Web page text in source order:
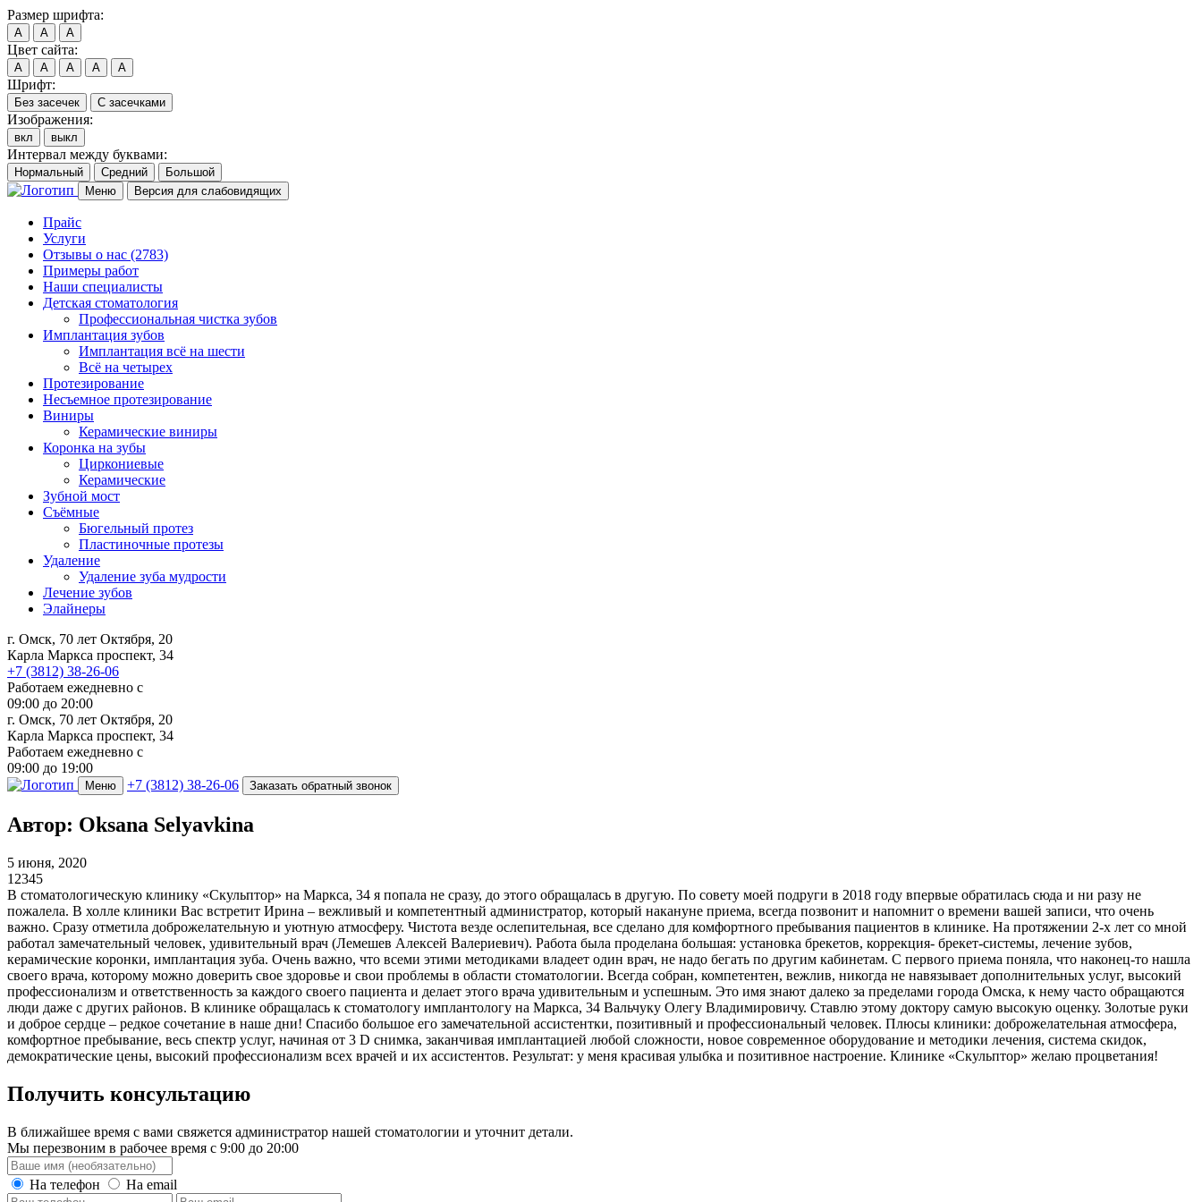
Размер шрифта:
A A A
Цвет сайта:
A A A A A
Шрифт:
Без засечек С засечками
Изображения:
вкл выкл
Интервал между буквами:
Нормальный Средний
Большой
Меню
Версия для слабовидящих
Прайс
Услуги
Отзывы о нас (2783)
Примеры работ
Наши специалисты
Детская стоматология
Профессиональная чистка зубов
Имплантация зубов
Имплантация всё на шести
Всё на четырех
Протезирование
Несъемное протезирование
Виниры
Керамические виниры
Коронка на зубы
Циркониевые
Керамические
Зубной мост
Съёмные
Бюгельный протез
Пластиночные протезы
Удаление
Удаление зуба мудрости
Лечение зубов
Элайнеры
г. Омск, 70 лет Октября, 20
Карла Маркса проспект, 34
+7 (3812) 38-26-06
Работаем ежедневно с
09:00 до 20:00
г. Омск, 70 лет Октября, 20
Карла Маркса проспект, 34
Работаем ежедневно с
09:00 до 19:00
Меню +7 (3812) 38-26-06 Заказать обратный звонок
Автор: Oksana Selyavkina
5 июня, 2020
1 2345
В стоматологическую клинику «Скульптор» на Маркса, 34 я попала не сразу, до этого обращалась в другую. По совету моей подруги в 2018 году впервые обратилась сюда и ни разу не
пожалела. В холле клиники Вас встретит Ирина – вежливый и компетентный администратор, который накануне приема, всегда позвонит и напомнит о времени вашей записи, что очень
важно. Сразу отметила доброжелательную и уютную атмосферу. Чистота везде ослепительная, все сделано для комфортного пребывания пациентов в клинике. На протяжении 2-х лет со мной
работал замечательный человек, удивительный врач (Лемешев Алексей Валериевич). Работа была проделана большая: установка брекетов, коррекция- брекет-системы, лечение зубов,
керамические коронки, имплантация зуба. Очень важно, что всеми этими методиками владеет один врач, не надо бегать по другим кабинетам. С первого приема поняла, что наконец-то нашла
своего врача, которому можно доверить свое здоровье и свои проблемы в области стоматологии. Всегда собран, компетентен, вежлив, никогда не навязывает дополнительных услуг, высокий
профессионализм и ответственность за каждого своего пациента и делает этого врача удивительным и успешным. Это имя знают далеко за пределами города Омска, к нему часто обращаются
люди даже с других районов. В клинике обращалась к стоматологу имплантологу на Маркса, 34 Вальчуку Олегу Владимировичу. Ставлю этому доктору самую высокую оценку. Золотые руки
и доброе сердце – редкое сочетание в наше дни! Спасибо большое его замечательной ассистентки, позитивный и профессиональный человек. Плюсы клиники: доброжелательная атмосфера,
комфортное пребывание, весь спектр услуг, начиная от 3 D снимка, заканчивая имплантацией любой сложности, новое современное оборудование и методики лечения, система скидок,
демократические цены, высокий профессионализм всех врачей и их ассистентов. Результат: у меня красивая улыбка и позитивное настроение. Клинике «Скульптор» желаю процветания!
Получить консультацию
В ближайшее время с вами свяжется администратор нашей стоматологии и уточнит детали.
Мы перезвоним в рабочее время с 9:00 до 20:00
На телефон На email